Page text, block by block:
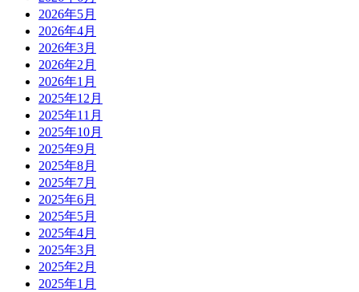
2026年5月
2026年4月
2026年3月
2026年2月
2026年1月
2025年12月
2025年11月
2025年10月
2025年9月
2025年8月
2025年7月
2025年6月
2025年5月
2025年4月
2025年3月
2025年2月
2025年1月